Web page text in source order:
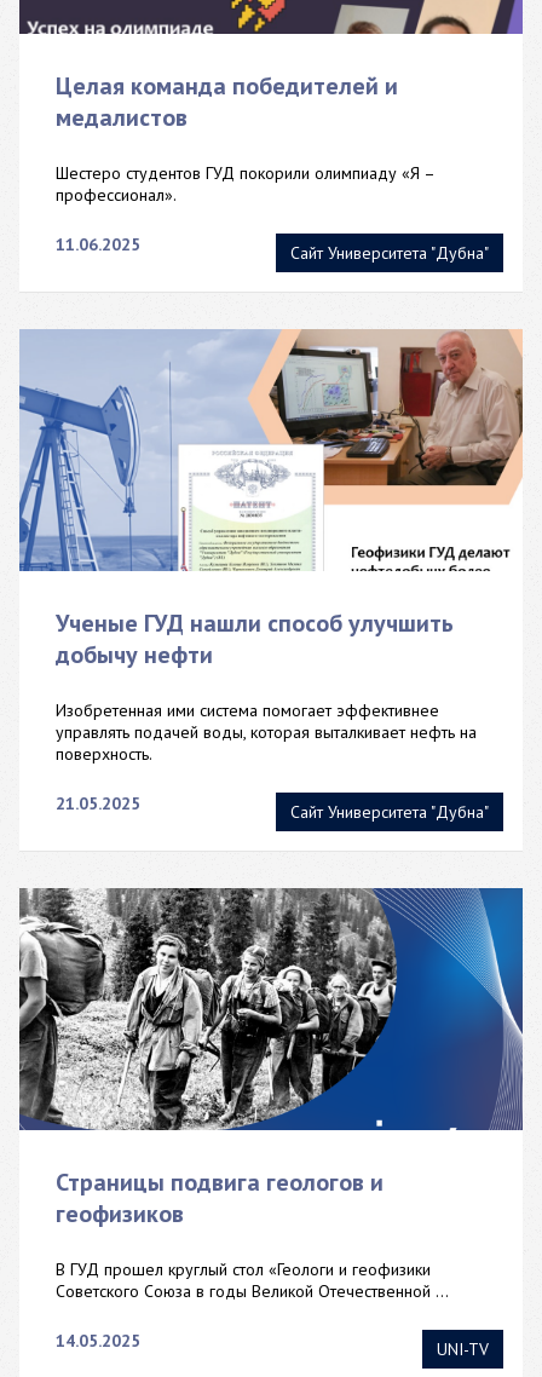
Сайт Университета "Дубна"
Целая команда победителей и
медалистов
Шестеро студентов ГУД покорили олимпиаду «Я –
профессионал».
11.06.2025
Сайт Университета "Дубна"
Ученые ГУД нашли способ улучшить
добычу нефти
Изобретенная ими система помогает эффективнее
управлять подачей воды, которая выталкивает нефть на
поверхность.
21.05.2025
UNI-TV
Страницы подвига геологов и
геофизиков
В ГУД прошел круглый стол «Геологи и геофизики
Советского Союза в годы Великой Отечественной ...
14.05.2025